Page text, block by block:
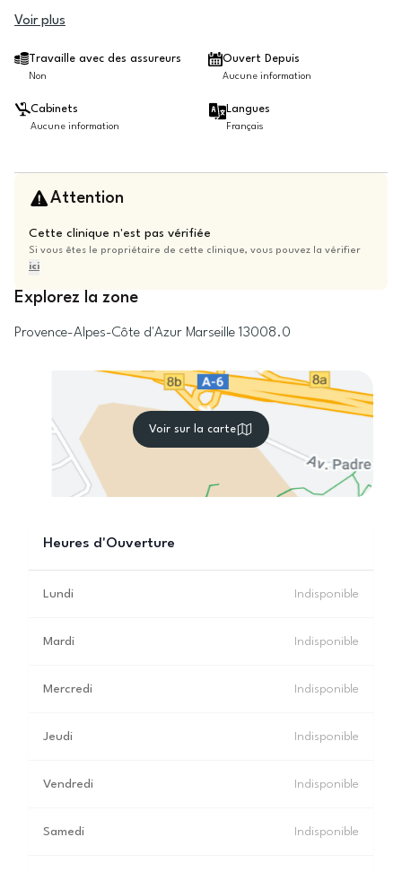
Voir plus
Travaille avec des assureurs
Non
Ouvert Depuis
Aucune information
Cabinets
Aucune information
Langues
Français
Attention
Cette clinique n'est pas vérifiée
Si vous êtes le propriétaire de cette clinique, vous pouvez la vérifier
ici
Explorez la zone
Provence-Alpes-Côte d'Azur Marseille 13008.0
Voir sur la carte
Heures d'Ouverture
Lundi Indisponible
Mardi Indisponible
Mercredi Indisponible
Jeudi Indisponible
Vendredi Indisponible
Samedi Indisponible